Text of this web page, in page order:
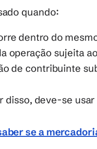
quando:
dentro do
operação sujeita
de contribuinte
disso, deve-se
se a